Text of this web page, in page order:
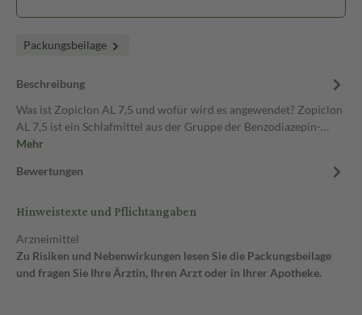
Packungsbeilage
Beschreibung
Was ist Zopiclon AL 7,5 und wofür wird es angewendet? Zopiclon
AL 7,5 ist ein Schlafmittel aus der Gruppe der Benzodiazepin-…
Mehr
Bewertungen
Hinweistexte und Pflichtangaben
Arzneimittel
Zu Risiken und Nebenwirkungen lesen Sie die Packungsbeilage
und fragen Sie Ihre Ärztin, Ihren Arzt oder in Ihrer Apotheke.